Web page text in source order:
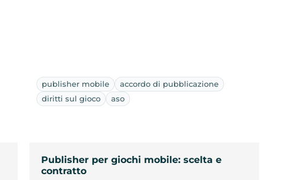
publisher mobile
accordo di pubblicazione
diritti sul gioco
aso
Publisher per giochi mobile: scelta e
contratto